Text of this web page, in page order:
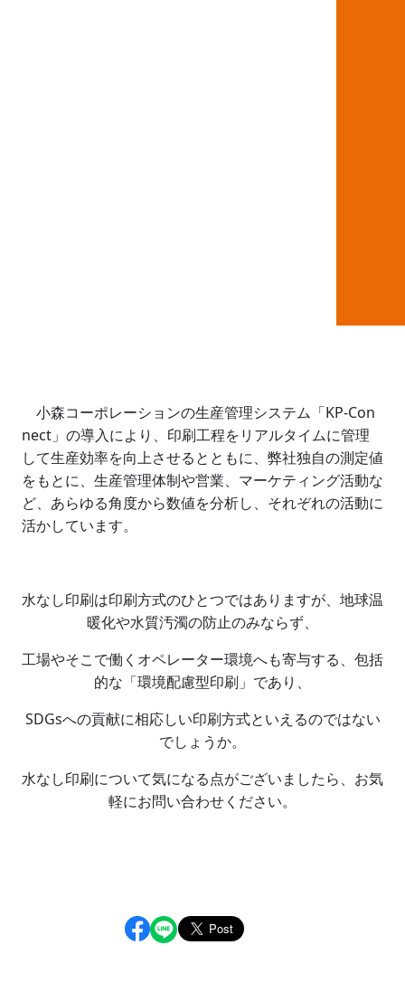
小森コーポレーションの生産管理システム「KP-Con
nect」の導入により、印刷工程をリアルタイムに管理
して生産効率を向上させるとともに、弊社独自の測定値
をもとに、生産管理体制や営業、マーケティング活動な
ど、あらゆる角度から数値を分析し、それぞれの活動に
活かしています。
水なし印刷は印刷方式のひとつではありますが、地球温
暖化や水質汚濁の防止のみならず、
工場やそこで働くオペレーター環境へも寄与する、包括
的な「環境配慮型印刷」であり、
SDGsへの貢献に相応しい印刷方式といえるのではない
でしょうか。
水なし印刷について気になる点がございましたら、お気
軽にお問い合わせください。